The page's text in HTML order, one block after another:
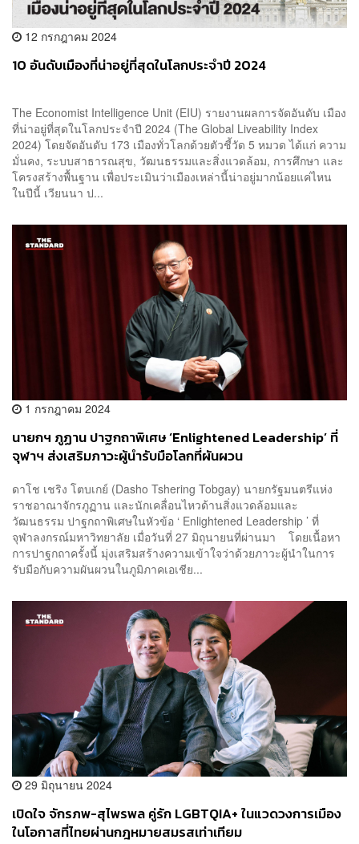
12 กรกฎาคม 2024
10 อันดับเมืองที่น่าอยู่ที่สุดในโลกประจำปี 2024
The Economist Intelligence Unit (EIU) รายงานผลการจัดอันดับ เมือง
ที่น่าอยู่ที่สุดในโลกประจำปี 2024 (The Global Liveability Index
2024) โดยจัดอันดับ 173 เมืองทั่วโลกด้วยตัวชี้วัด 5 หมวด ได้แก่ ความ
มั่นคง, ระบบสาธารณสุข, วัฒนธรรมและสิ่งแวดล้อม, การศึกษา และ
โครงสร้างพื้นฐาน เพื่อประเมินว่าเมืองเหล่านี้น่าอยู่มากน้อยแค่ไหน
ในปีนี้ เวียนนา ป...
1 กรกฎาคม 2024
นายกฯ ภูฏาน ปาฐกถาพิเศษ ‘Enlightened Leadership’ ที่
จุฬาฯ ส่งเสริมภาวะผู้นำรับมือโลกที่ผันผวน
ดาโช เชริง โตบเกย์ (Dasho Tshering Tobgay) นายกรัฐมนตรีแห่ง
ราชอาณาจักรภูฏาน และนักเคลื่อนไหวด้านสิ่งแวดล้อมและ
วัฒนธรรม ปาฐกถาพิเศษในหัวข้อ ‘ Enlightened Leadership ’ ที่
จุฬาลงกรณ์มหาวิทยาลัย เมื่อวันที่ 27 มิถุนายนที่ผ่านมา โดยเนื้อหา
การปาฐกถาครั้งนี้ มุ่งเสริมสร้างความเข้าใจว่าด้วยภาวะผู้นำในการ
รับมือกับความผันผวนในภูมิภาคเอเชีย...
29 มิถุนายน 2024
เปิดใจ จักรภพ-สุไพรพล คู่รัก LGBTQIA+ ในแวดวงการเมือง
ในโอกาสที่ไทยผ่านกฎหมายสมรสเท่าเทียม